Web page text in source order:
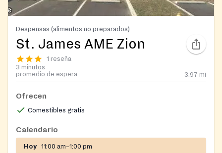
Despensas (alimentos no preparados)
St. James AME Zion
1 reseña
3 minutos
promedio de espera
3.97 mi
Ofrecen
Comestibles gratis
Calendario
Hoy 11:00 am–1:00 pm